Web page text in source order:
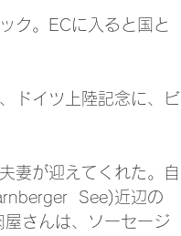
ク。ECに入ると国と
ドイツ上陸記念に、ビ
妻が迎えてくれた。自
See)近辺の
さんは、ソーセージ